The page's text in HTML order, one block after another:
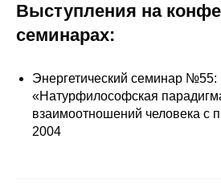
Научные подразделения
Сотрудники
Выступления на
семинарах:
Энергетический семинар №55:
«Натурфилософская
взаимоотношений человека с
2004